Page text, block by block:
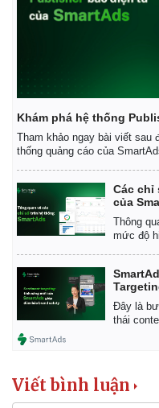
Kinh tế
Bất động sản
Khám phá hệ thống
Tham khảo ngay bài viết sau
thống quảng cáo của
Các chỉ
của
Thông
mức độ
Đây là
thái
Viết bình luận